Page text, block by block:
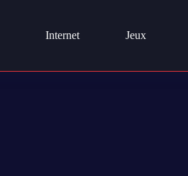
Internet Jeux